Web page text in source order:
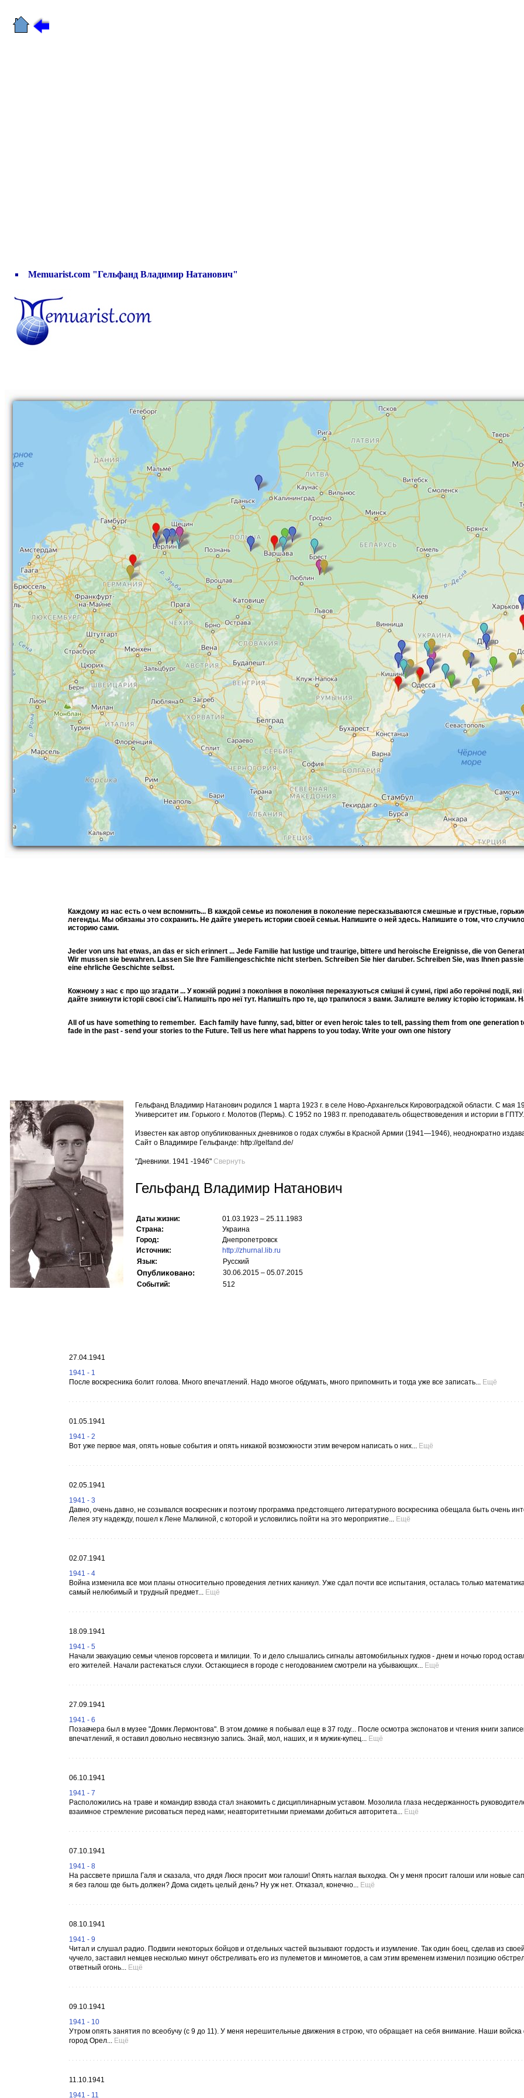
Memuarist.com "Гельфанд Владимир Натанович"
Каждому из нас есть о чем вспомнить... В каждой семье из поколения в поколение пересказываются смешные и грустные,
легенды. Мы обязаны это сохранить. Не дайте умереть истории своей семьи. Напишите о ней здесь. Напишите о том, что
историю сами.
Jeder von uns hat etwas, an das er sich erinnert ... Jede Familie hat lustige und traurige, bittere und heroische Ereignisse, die von
Wir mussen sie bewahren. Lassen Sie Ihre Familiengeschichte nicht sterben. Schreiben Sie hier daruber. Schreiben Sie, was Ihnen
eine ehrliche Geschichte selbst.
Кожному з нас є про що згадати ... У кожній родині з покоління в покоління переказуються смішні й сумні, гіркі або героїчні події,
дайте зникнути історії своєї сім'ї. Напишіть про неї тут. Напишіть про те, що трапилося з вами. Залиште велику історію історикам.
All of us have something to remember. Each family have funny, sad, bitter or even heroic tales to tell, passing them from one
fade in the past - send your stories to the Future. Tell us here what happens to you today. Write your own one history
Гельфанд Владимир Натанович родился 1 марта 1923 г. в селе Ново-Архангельск Кировоградской области. С
Университет им. Горького г. Молотов (Пермь). С 1952 по 1983 гг. преподаватель обществоведения и истории в
Известен как автор опубликованных дневников о годах службы в Красной Армии (1941—1946), неоднократно
Сайт о Владимире Гельфанде: http://gelfand.de/
"Дневники. 1941 -1946" Cвернуть
Гельфанд Владимир Натанович
Даты жизни:
01.03.1923 – 25.11.1983
Страна:
Украина
Город:
Днепропетровск
Источник:
http://zhurnal.lib.ru
Язык:
Русский
Опубликовано: 30.06.2015 – 05.07.2015
Событий:
512
27.04.1941
1941 - 1
После воскресника болит голова. Много впечатлений. Надо многое обдумать, много припомнить и тогда уже все записать... Ещё
01.05.1941
1941 - 2
Вот уже первое мая, опять новые события и опять никакой возможности этим вечером написать о них... Ещё
02.05.1941
1941 - 3
Давно, очень давно, не созывался воскресник и поэтому программа предстоящего литературного воскресника обещала быть очень
Лелея эту надежду, пошел к Лене Малкиной, с которой и условились пойти на это мероприятие... Ещё
02.07.1941
1941 - 4
Война изменила все мои планы относительно проведения летних каникул. Уже сдал почти все испытания, осталась только
самый нелюбимый и трудный предмет... Ещё
18.09.1941
1941 - 5
Начали эвакуацию семьи членов горсовета и милиции. То и дело слышались сигналы автомобильных гудков - днем и ночью город
его жителей. Начали растекаться слухи. Остающиеся в городе с негодованием смотрели на убывающих... Ещё
27.09.1941
1941 - 6
Позавчера был в музее "Домик Лермонтова". В этом домике я побывал еще в 37 году... После осмотра экспонатов и чтения книги
впечатлений, я оставил довольно несвязную запись. Знай, мол, наших, и я мужик-купец... Ещё
06.10.1941
1941 - 7
Pасположились на траве и командир взвода стал знакомить с дисциплинарным уставом. Мозолила глаза несдержанность
взаимное стремление рисоваться перед нами; неавторитетными приемами добиться авторитета... Ещё
07.10.1941
1941 - 8
На рассвете пришла Галя и сказала, что дядя Люся просит мои галоши! Опять наглая выходка. Он у меня просит галоши или новые
я без галош где быть должен? Дома сидеть целый день? Ну уж нет. Отказал, конечно... Ещё
08.10.1941
1941 - 9
Читал и слушал радио. Подвиги некоторых бойцов и отдельных частей вызывают гордость и изумление. Так один боец, сделав из
чучело, заставил немцев несколько минут обстреливать его из пулеметов и минометов, а сам этим временем изменил позицию
ответный огонь... Ещё
09.10.1941
1941 - 10
Утром опять занятия по всеобучу (с 9 до 11). У меня нерешительные движения в строю, что обращает на себя внимание. Наши войска
город Орел... Ещё
11.10.1941
1941 - 11